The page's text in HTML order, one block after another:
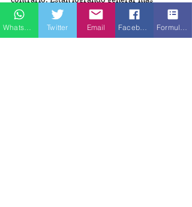
rechazo que aceptación por parte del pueblo.
Twitter Email